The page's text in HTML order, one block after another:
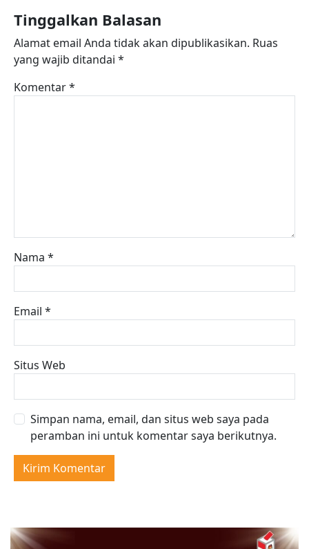
Tinggalkan Balasan
Alamat email Anda tidak akan dipublikasikan. Ruas
yang wajib ditandai *
Komentar*
Nama *
Email *
Situs Web
Simpan nama, email, dan situs web saya pada
peramban ini untuk komentar saya berikutnya.